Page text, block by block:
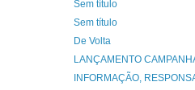
Sem título
Sem título
De Volta
LANÇAMENTO
INFORMAÇÃO,